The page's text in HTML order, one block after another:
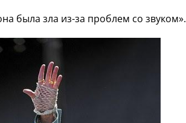
была зла из-за проблем со звуком».